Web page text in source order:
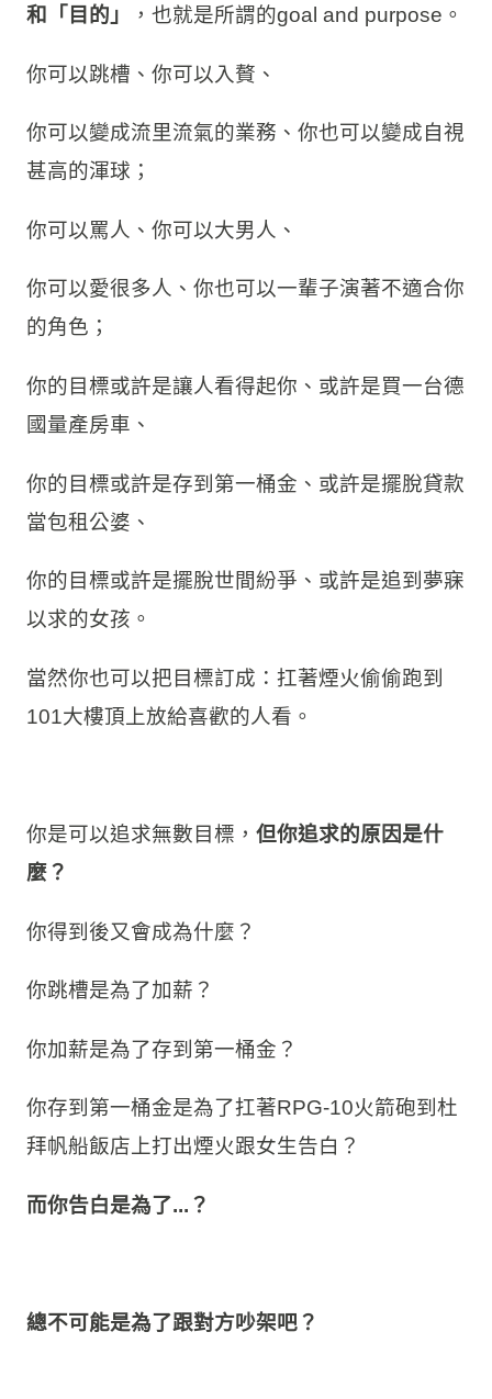
和「目的」 ，也就是所謂的goal and purpose。
你可以跳槽、你可以入贅、
你可以變成流里流氣的業務、你也可以變成自視
甚高的渾球；
你可以罵人、你可以大男人、
你可以愛很多人、你也可以一輩子演著不適合你
的角色；
你的目標或許是讓人看得起你、或許是買一台德
國量產房車、
你的目標或許是存到第一桶金、或許是擺脫貸款
當包租公婆、
你的目標或許是擺脫世間紛爭、或許是追到夢寐
以求的女孩。
當然你也可以把目標訂成：扛著煙火偷偷跑到
101大樓頂上放給喜歡的人看。
你是可以追求無數目標， 但你追求的原因是什
麼？
你得到後又會成為什麼？
你跳槽是為了加薪？
你加薪是為了存到第一桶金？
你存到第一桶金是為了扛著RPG-10火箭砲到杜
拜帆船飯店上打出煙火跟女生告白？
而你告白是為了...？
總不可能是為了跟對方吵架吧？